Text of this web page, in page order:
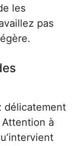
les
pas
délicatement
à